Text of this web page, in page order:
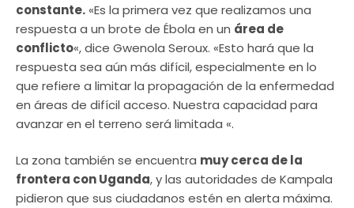
constante.«Es la primera vez que realizamos una
respuesta a un brote de Ébola en un área de
conflicto«, dice Gwenola Seroux. «Esto hará que la
respuesta sea aún más difícil, especialmente en lo
que refiere a limitar la propagación de la enfermedad
en áreas de difícil acceso. Nuestra capacidad para
avanzar en el terreno será limitada «.
La zona también se encuentra muy cerca de la
frontera con Uganda, y las autoridades de Kampala
pidieron que sus ciudadanos estén en alerta máxima.